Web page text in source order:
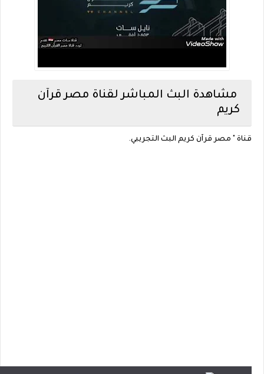
مشاهدة البث المباشر لقناة مصر قرآن
كريم
قناة " مصر قرآن كريم البث التجريبي.